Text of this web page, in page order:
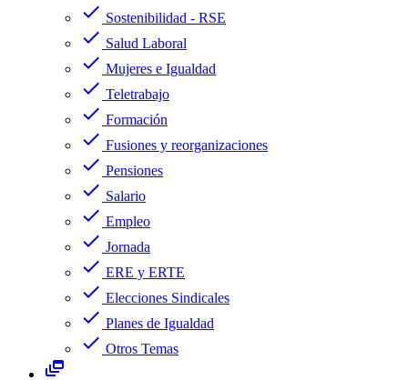
check Sostenibilidad - RSE
check Salud Laboral
check Mujeres e Igualdad
check Teletrabajo
check Formación
check Fusiones y reorganizaciones
check Pensiones
check Salario
check Empleo
check Jornada
check ERE y ERTE
check Elecciones Sindicales
check Planes de Igualdad
check Otros Temas
dynamic_feed